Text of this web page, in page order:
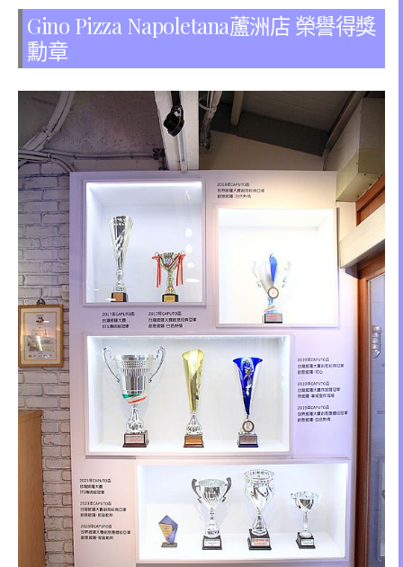
Gino Pizza Napoletana蘆洲店 榮譽得獎
勳章